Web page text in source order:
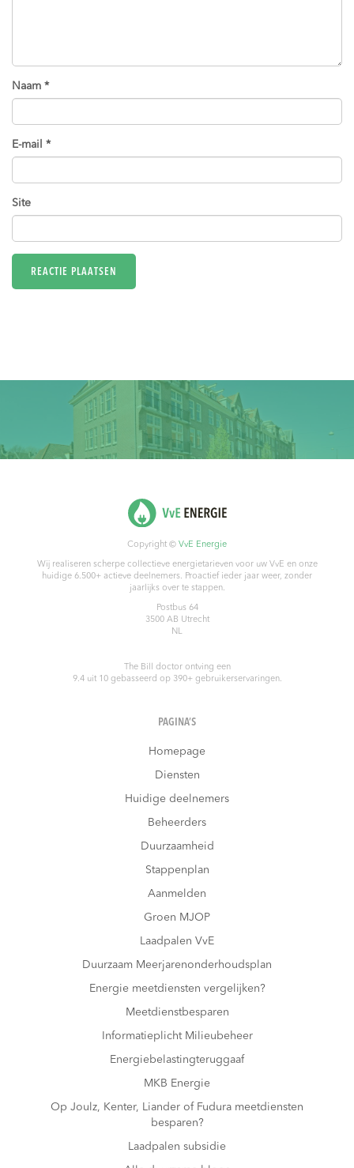
Naam *
E-mail *
Site
Copyright © VvE Energie
Wij realiseren scherpe collectieve energietarieven voor uw VvE en onze
huidige 6.500+ actieve deelnemers. Proactief ieder jaar weer, zonder
jaarlijks over te stappen.
Postbus 64
3500 AB Utrecht
NL
The Bill doctorontving een
9.4uit 10gebasseerd op 390+ gebruikerservaringen.
PAGINA’S
Homepage
Diensten
Huidige deelnemers
Beheerders
Duurzaamheid
Stappenplan
Aanmelden
Groen MJOP
Laadpalen VvE
Duurzaam Meerjarenonderhoudsplan
Energie meetdiensten vergelijken?
Meetdienstbesparen
Informatieplicht Milieubeheer
Energiebelastingteruggaaf
MKB Energie
Op Joulz, Kenter, Liander of Fudura meetdiensten
besparen?
Laadpalen subsidie